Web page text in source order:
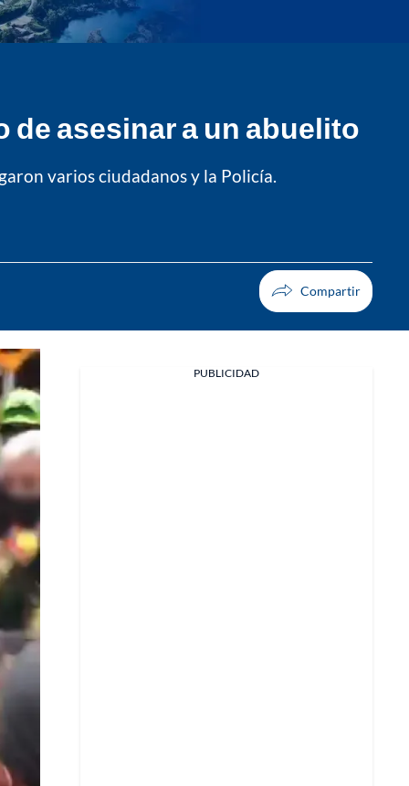
asesinar a un abuelito
varios ciudadanos y la Policía.
PUBLICIDAD